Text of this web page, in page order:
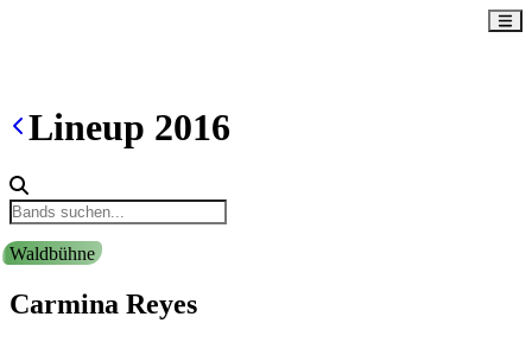
Lineup 2016
Waldbühne
Carmina Reyes